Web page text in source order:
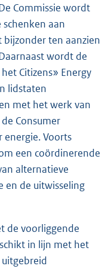
Commissie wordt
aan
ten aanzien
wordt de
Citizens» Energy
lidstaten
met het werk van
Consumer
energie. Voorts
een coördinerende
alternatieve
en de uitwisseling
de voorliggende
in lijn met het